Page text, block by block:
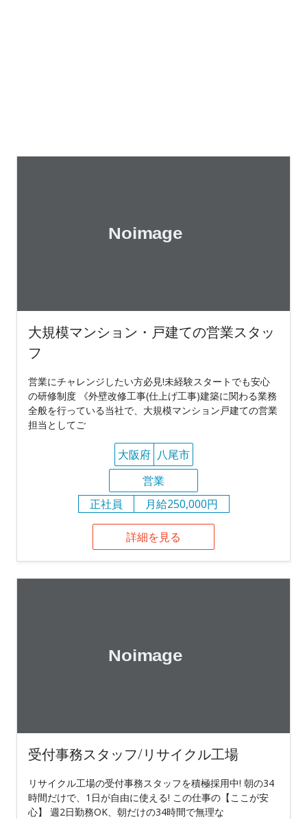
大規模マンション・戸建ての営業スタッ
フ
営業にチャレンジしたい方必見!未経験スタートでも安心
の研修制度 《外壁改修工事(仕上げ工事)建築に関わる業務
全般を行っている当社で、大規模マンション戸建ての営業
担当としてご
大阪府 八尾市
営業
正社員
月給250,000円
詳細を見る
受付事務スタッフ/リサイクル工場
リサイクル工場の受付事務スタッフを積極採用中! 朝の34
時間だけで、1日が自由に使える! この仕事の【ここが安
心】 週2日勤務OK、朝だけの34時間で無理な